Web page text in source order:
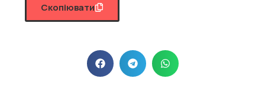
Скопіювати